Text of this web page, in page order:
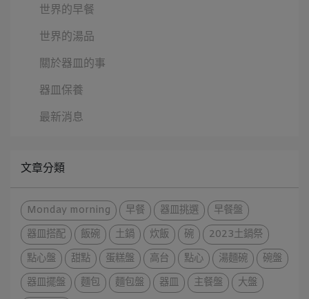
世界的早餐
世界的湯品
關於器皿的事
器皿保養
最新消息
文章分類
Monday morning 早餐 器皿挑選
早餐盤
器皿搭配
飯碗 土鍋 炊飯 碗
2023土鍋祭
點心盤
甜點 蛋糕盤 高台 點心 湯麵碗
碗盤
器皿擺盤
麵包 麵包盤 器皿 主餐盤
大盤